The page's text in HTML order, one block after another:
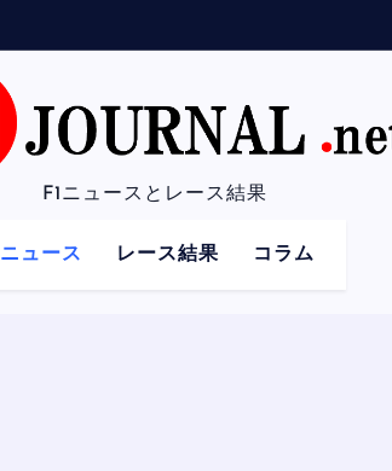
F1ニュースとレース結果
ニュース レース結果 コラム